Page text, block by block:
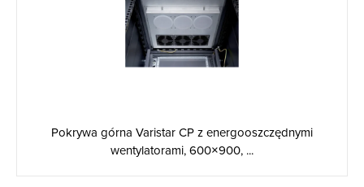
Pokrywa górna Varistar CP z energooszczędnymi
wentylatorami, 600×900, ...